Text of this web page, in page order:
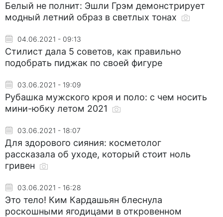
Белый не полнит: Эшли Грэм демонстрирует
модный летний образ в светлых тонах
04.06.2021 - 09:13
Стилист дала 5 советов, как правильно
подобрать пиджак по своей фигуре
03.06.2021 - 19:09
Рубашка мужского кроя и поло: с чем носить
мини-юбку летом 2021
03.06.2021 - 18:07
Для здорового сияния: косметолог
рассказала об уходе, который стоит ноль
гривен
03.06.2021 - 16:28
Это тело! Ким Кардашьян блеснула
роскошными ягодицами в откровенном